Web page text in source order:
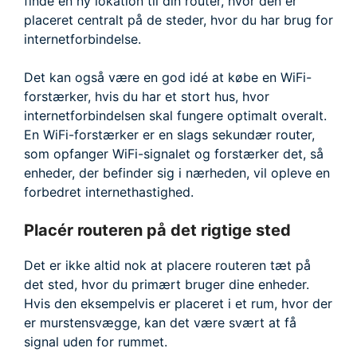
placeret centralt på de steder, hvor du har brug for
internetforbindelse.
Det kan også være en god idé at købe en WiFi-
forstærker, hvis du har et stort hus, hvor
internetforbindelsen skal fungere optimalt overalt.
En WiFi-forstærker er en slags sekundær router,
som opfanger WiFi-signalet og forstærker det, så
enheder, der befinder sig i nærheden, vil opleve en
forbedret internethastighed.
Placér routeren på det rigtige sted
Det er ikke altid nok at placere routeren tæt på
det sted, hvor du primært bruger dine enheder.
Hvis den eksempelvis er placeret i et rum, hvor der
er murstensvægge, kan det være svært at få
signal uden for rummet.